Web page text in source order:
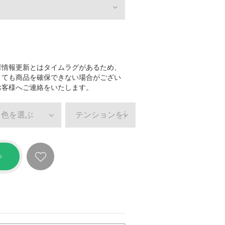
報更新とはタイムラグがあるため、
も商品を確保できない場合がござい
様へご連絡をいたします。
色を選ぶ テンションを選ぶ